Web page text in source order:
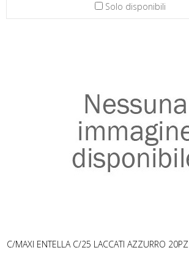
Solo disponibili
C/MAXI ENTELLA C/25 LACCATI AZZURRO 20PZ